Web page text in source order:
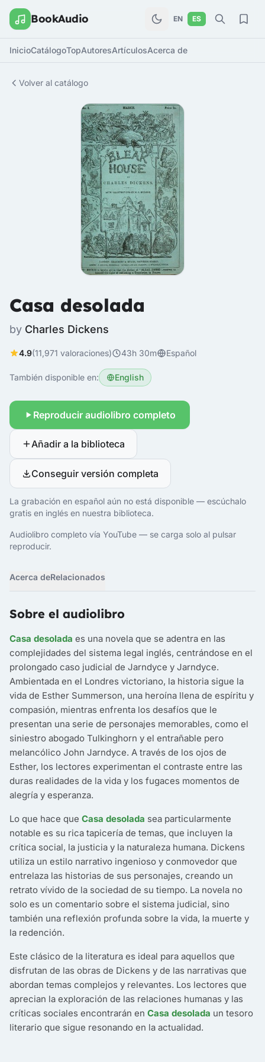
BookAudio EN ES
InicioCatálogoTopAutoresArtículosAcerca de
Volver al catálogo
Casa desolada
by Charles Dickens
4.9(11,971 valoraciones) 43h 30m Español
También disponible en: English
Reproducir audiolibro completo
Añadir a la biblioteca
Conseguir versión completa
La grabación en español aún no está disponible — escúchalo
gratis en inglés en nuestra biblioteca.
Audiolibro completo vía YouTube — se carga solo al pulsar
reproducir.
Acerca deRelacionados
Sobre el audiolibro
Casa desolada es una novela que se adentra en las
complejidades del sistema legal inglés, centrándose en el
prolongado caso judicial de Jarndyce y Jarndyce.
Ambientada en el Londres victoriano, la historia sigue la
vida de Esther Summerson, una heroína llena de espíritu y
compasión, mientras enfrenta los desafíos que le
presentan una serie de personajes memorables, como el
siniestro abogado Tulkinghorn y el entrañable pero
melancólico John Jarndyce. A través de los ojos de
Esther, los lectores experimentan el contraste entre las
duras realidades de la vida y los fugaces momentos de
alegría y esperanza.
Lo que hace que Casa desolada sea particularmente
notable es su rica tapicería de temas, que incluyen la
crítica social, la justicia y la naturaleza humana. Dickens
utiliza un estilo narrativo ingenioso y conmovedor que
entrelaza las historias de sus personajes, creando un
retrato vívido de la sociedad de su tiempo. La novela no
solo es un comentario sobre el sistema judicial, sino
también una reflexión profunda sobre la vida, la muerte y
la redención.
Este clásico de la literatura es ideal para aquellos que
disfrutan de las obras de Dickens y de las narrativas que
abordan temas complejos y relevantes. Los lectores que
aprecian la exploración de las relaciones humanas y las
críticas sociales encontrarán en Casa desolada un tesoro
literario que sigue resonando en la actualidad.